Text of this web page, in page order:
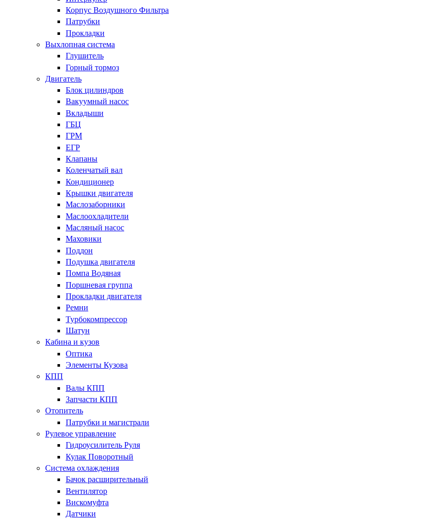
Корпус Воздушного Фильтра
Патрубки
Прокладки
Выхлопная система
Глушитель
Горный тормоз
Двигатель
Блок цилиндров
Вакуумный насос
Вкладыши
ГБЦ
ГРМ
ЕГР
Клапаны
Коленчатый вал
Кондиционер
Крышки двигателя
Маслозаборники
Маслоохладители
Масляный насос
Маховики
Поддон
Подушка двигателя
Помпа Водяная
Поршневая группа
Прокладки двигателя
Ремни
Турбокомпрессор
Шатун
Кабина и кузов
Оптика
Элементы Кузова
КПП
Валы КПП
Запчасти КПП
Отопитель
Патрубки и магистрали
Рулевое управление
Гидроусилитель Руля
Кулак Поворотный
Система охлаждения
Бачок расширительный
Вентилятор
Вискомуфта
Датчики